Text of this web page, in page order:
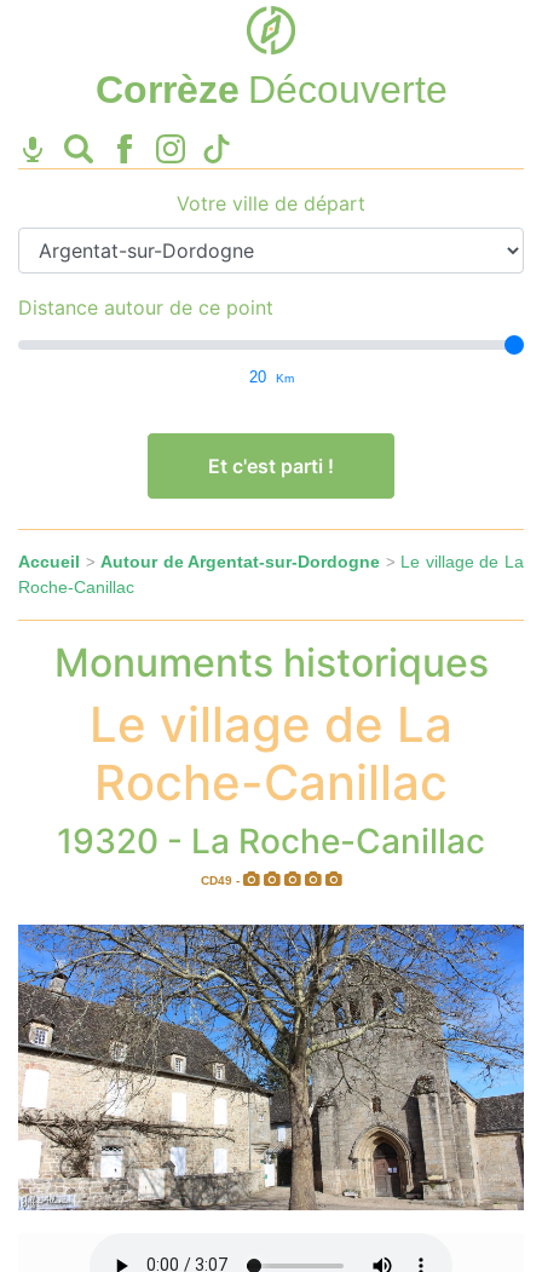
Corrèze Découverte
Votre ville de départ
Distance autour de ce point
20 Km
Et c'est parti !
Accueil >Autour de Argentat-sur-Dordogne > Le village de La
Roche-Canillac
Monuments historiques
Le village de La
Roche-Canillac
19320 - La Roche-Canillac
CD49 -